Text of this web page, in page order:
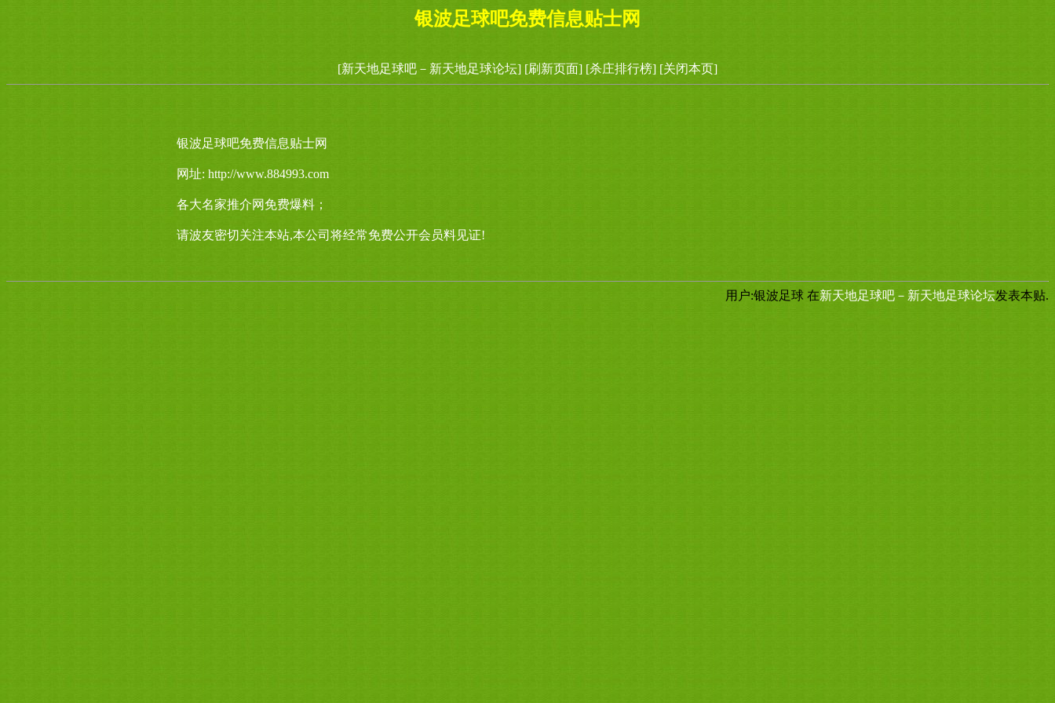
银波足球吧免费信息贴士网
[新天地足球吧－新天地足球论坛] [刷新页面] [杀庄排行榜] [关闭本页]
银波足球吧免费信息贴士网
网址: http://www.884993.com
各大名家推介网免费爆料；
请波友密切关注本站,本公司将经常免费公开会员料见证!
用户:银波足球 在新天地足球吧－新天地足球论坛发表本贴.